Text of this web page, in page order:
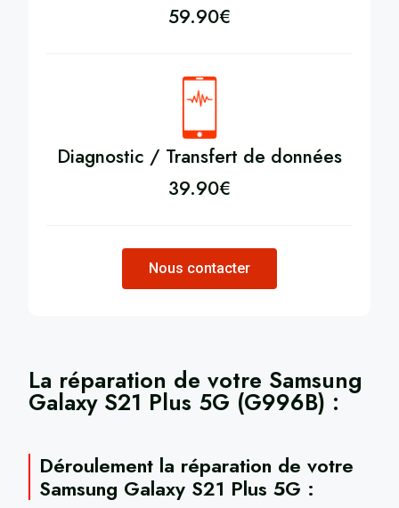
59.90€
Diagnostic / Transfert de données
39.90€
Nous contacter
La réparation de votre Samsung
Galaxy S21 Plus 5G (G996B) ​ :
Déroulement la réparation de votre
Samsung Galaxy S21 Plus 5G :